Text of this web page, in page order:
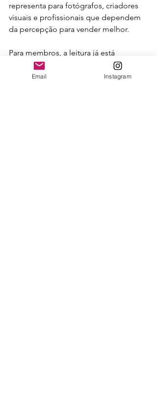
representa para fotógrafos, criadores
visuais e profissionais que dependem
da percepção para vender melhor.
Para membros, a leitura já está
disponível na plataforma exclusiva de
conteúdos.
Email Instagram